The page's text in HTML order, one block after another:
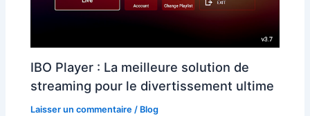
IBO Player : La meilleure solution de
streaming pour le divertissement ultime
Laisser un commentaire / Blog